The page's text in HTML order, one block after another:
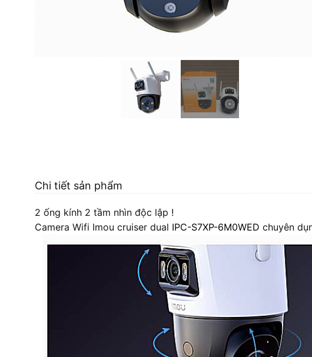
Chi tiết sản phẩm
2 ống kính 2 tầm nhìn độc lập !
Camera Wifi Imou cruiser dual IPC-S7XP-6M0WED chuyên